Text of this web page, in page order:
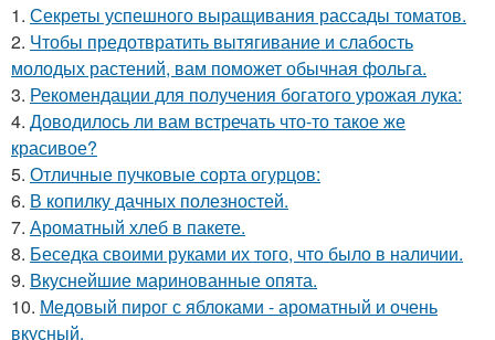
1. Секреты успешного выращивания рассады томатов.
2. Чтобы предотвратить вытягивание и слабость
молодых растений, вам поможет обычная фольга.
3. Рекомендации для получения богатого урожая лука:
4. Доводилось ли вам встречать что-то такое же
красивое?
5. Отличные пучковые сорта огурцов:
6. В копилку дачных полезностей.
7. Ароматный хлеб в пакете.
8. Беседка своими руками их того, что было в наличии.
9. Вкуснейшие маринованные опята.
10. Медовый пирог с яблоками - ароматный и очень
вкусный.